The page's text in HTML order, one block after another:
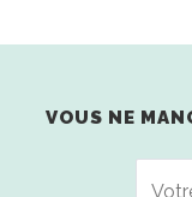
VOUS NE